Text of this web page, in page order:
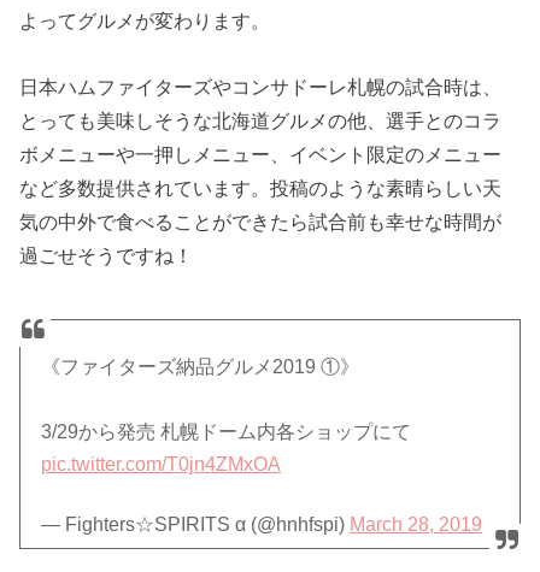
よってグルメが変わります。
日本ハムファイターズやコンサドーレ札幌の試合時は、
とっても美味しそうな北海道グルメの他、選手とのコラ
ボメニューや一押しメニュー、イベント限定のメニュー
など多数提供されています。投稿のような素晴らしい天
気の中外で食べることができたら試合前も幸せな時間が
過ごせそうですね！
《ファイターズ納品グルメ2019 ①》
3/29から発売 札幌ドーム内各ショップにて
pic.twitter.com/T0jn4ZMxOA
— Fighters☆SPIRITS α (@hnhfspi) March 28, 2019